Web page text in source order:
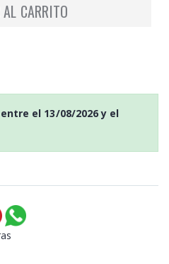
CARRITO
entre el 13/08/2026y el